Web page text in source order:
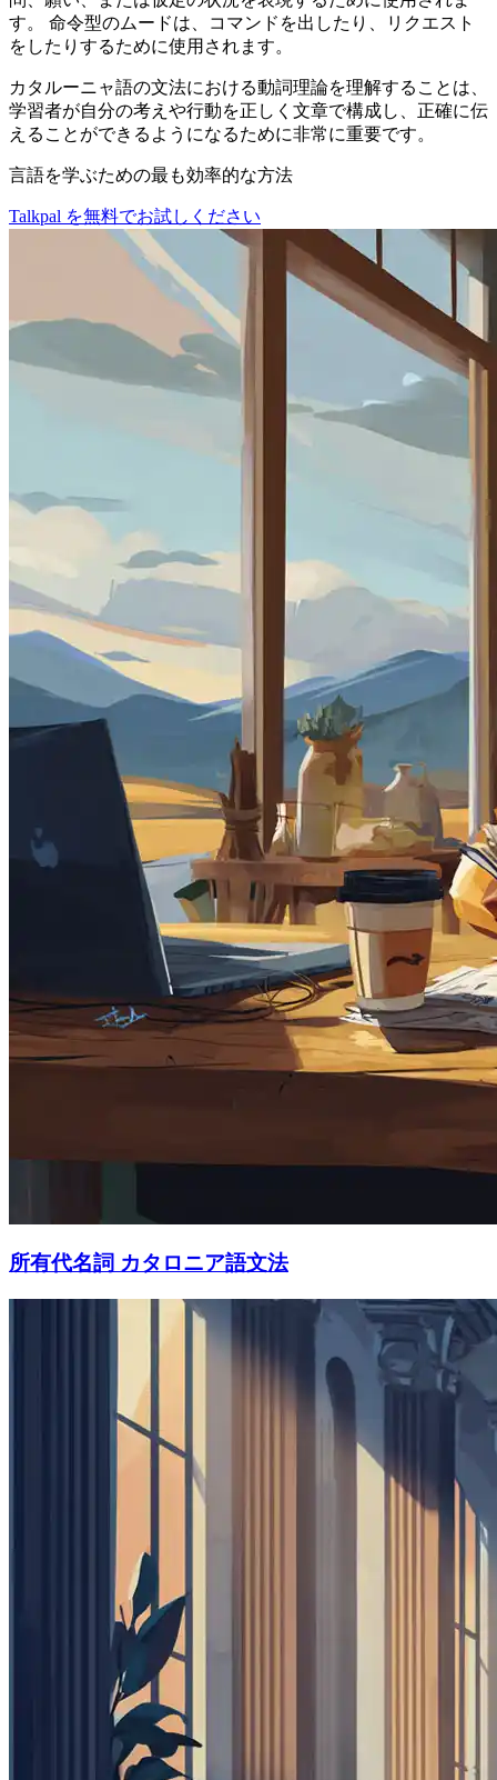
す。 命令型のムードは、コマンドを出したり、リクエスト
をしたりするために使用されます。
カタルーニャ語の文法における動詞理論を理解することは、
学習者が自分の考えや行動を正しく文章で構成し、正確に伝
えることができるようになるために非常に重要です。
言語を学ぶための最も効率的な方法
Talkpal を無料でお試しください
所有代名詞 カタロニア語文法